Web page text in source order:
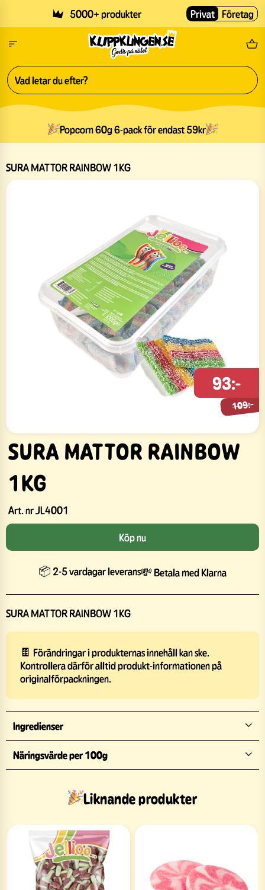
5000+ produkter Fri
Privat Företag
Popcorn 60g 6-pack för endast 59kr
SURA MATTOR RAINBOW 1KG
SURA MATTOR RAINBOW
1KG
Art. nrJL4001
93:-
109:-
109:-
Köp nu
📦 2-5 vardagar leverans💸 Betala med Klarna
SURA MATTOR RAINBOW 1KG
🍫 Förändringar i produkternas innehåll kan ske.
Kontrollera därför alltid produkt-informationen på
originalförpackningen.
Ingredienser
Näringsvärde per 100g
Liknande produkter